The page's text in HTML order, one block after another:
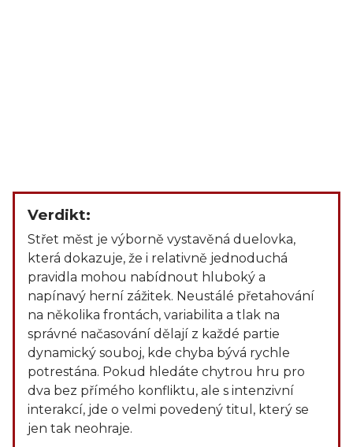
Verdikt:
Střet měst je výborně vystavěná duelovka,
která dokazuje, že i relativně jednoduchá
pravidla mohou nabídnout hluboký a
napínavý herní zážitek. Neustálé přetahování
na několika frontách, variabilita a tlak na
správné načasování dělají z každé partie
dynamický souboj, kde chyba bývá rychle
potrestána. Pokud hledáte chytrou hru pro
dva bez přímého konfliktu, ale s intenzivní
interakcí, jde o velmi povedený titul, který se
jen tak neohraje.